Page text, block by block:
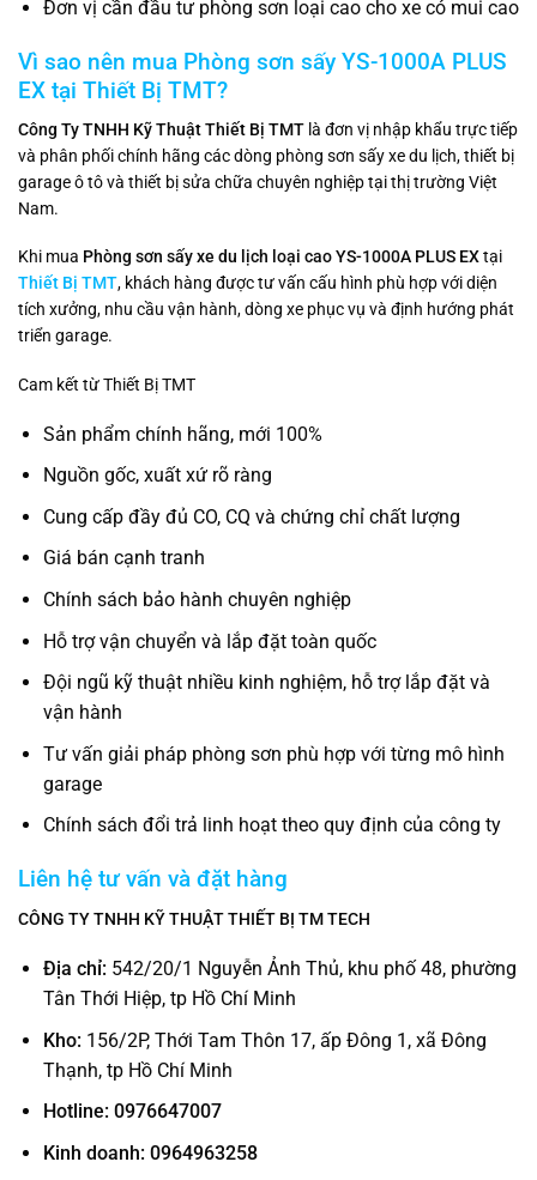
Đơn vị cần đầu tư phòng sơn loại cao cho xe có mui cao
Vì sao nên mua Phòng sơn sấy YS-1000A PLUS
EX tại Thiết Bị TMT?
Công Ty TNHH Kỹ Thuật Thiết Bị TMT là đơn vị nhập khẩu trực tiếp
và phân phối chính hãng các dòng phòng sơn sấy xe du lịch, thiết bị
garage ô tô và thiết bị sửa chữa chuyên nghiệp tại thị trường Việt
Nam.
Khi mua Phòng sơn sấy xe du lịch loại cao YS-1000A PLUS EXtại
Thiết Bị TMT, khách hàng được tư vấn cấu hình phù hợp với diện
tích xưởng, nhu cầu vận hành, dòng xe phục vụ và định hướng phát
triển garage.
Cam kết từ Thiết Bị TMT
Sản phẩm chính hãng, mới 100%
Nguồn gốc, xuất xứ rõ ràng
Cung cấp đầy đủ CO, CQ và chứng chỉ chất lượng
Giá bán cạnh tranh
Chính sách bảo hành chuyên nghiệp
Hỗ trợ vận chuyển và lắp đặt toàn quốc
Đội ngũ kỹ thuật nhiều kinh nghiệm, hỗ trợ lắp đặt và
vận hành
Tư vấn giải pháp phòng sơn phù hợp với từng mô hình
garage
Chính sách đổi trả linh hoạt theo quy định của công ty
Liên hệ tư vấn và đặt hàng
CÔNG TY TNHH KỸ THUẬT THIẾT BỊ TM TECH
Địa chỉ: 542/20/1 Nguyễn Ảnh Thủ, khu phố 48, phường
Tân Thới Hiệp, tp Hồ Chí Minh
Kho: 156/2P, Thới Tam Thôn 17, ấp Đông 1, xã Đông
Thạnh, tp Hồ Chí Minh
Hotline: 0976647007
Kinh doanh: 0964963258